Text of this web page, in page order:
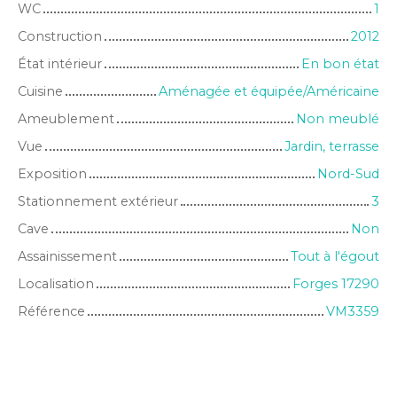
WC
1
Construction
2012
État intérieur
En bon état
Cuisine
Aménagée et équipée/Américaine
Ameublement
Non meublé
Vue
Jardin, terrasse
Exposition
Nord-Sud
Stationnement extérieur
3
Cave
Non
Assainissement
Tout à l'égout
Localisation
Forges 17290
Référence
VM3359